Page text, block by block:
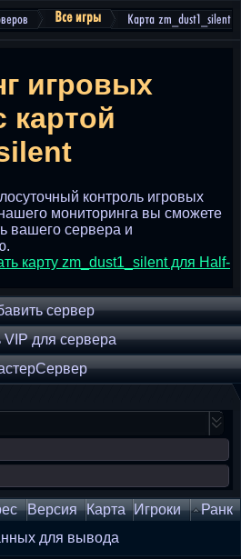
Все игры Карта zm_dust1_silent
игровых
картой
контроль игровых
мониторинга вы сможете
вашего сервера и
карту zm_dust1_silent для Half-
сервер
VIP для сервера
Версия Карта Игроки
Ранк
для вывода